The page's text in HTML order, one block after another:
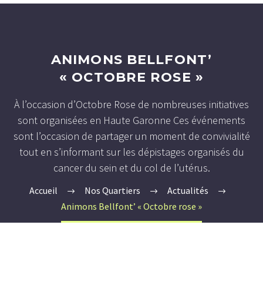
ANIMONS BELLFONT’
« OCTOBRE ROSE »
À l’occasion d’Octobre Rose de nombreuses initiatives
sont organisées en Haute Garonne Ces événements
sont l’occasion de partager un moment de convivialité
tout en s’informant sur les dépistages organisés du
cancer du sein et du col de l’utérus.
Accueil Nos Quartiers
Actualités
Animons Bellfont’ « Octobre rose »